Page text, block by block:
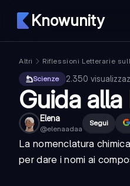
Knowunity
Altri Riflessioni Letterarie
Scienze
2.350
Guida
Elena
@elenaadaa
Segui
La nomenclatura
per dare i nomi ai